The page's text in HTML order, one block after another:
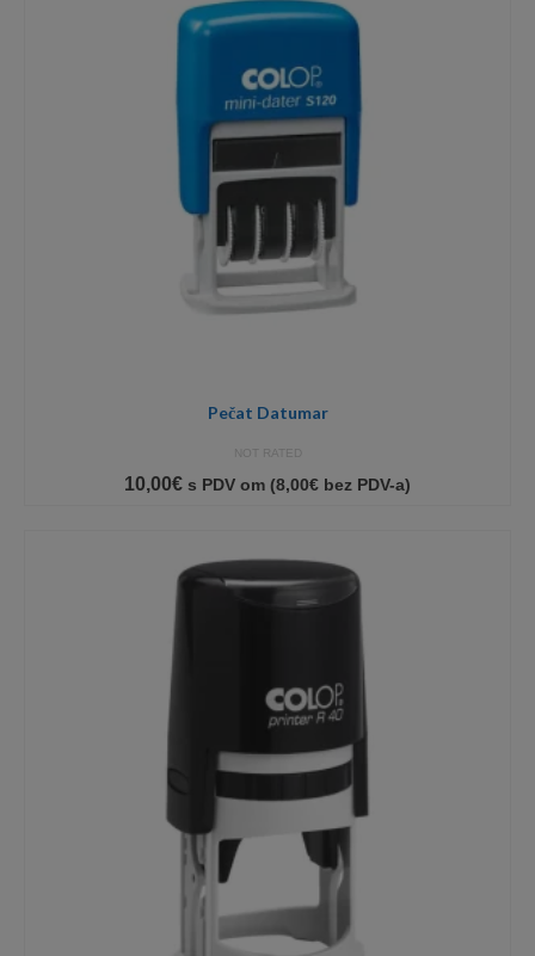
Pečat Datumar
NOT RATED
10,00€ s PDV om (8,00€ bez PDV-a)